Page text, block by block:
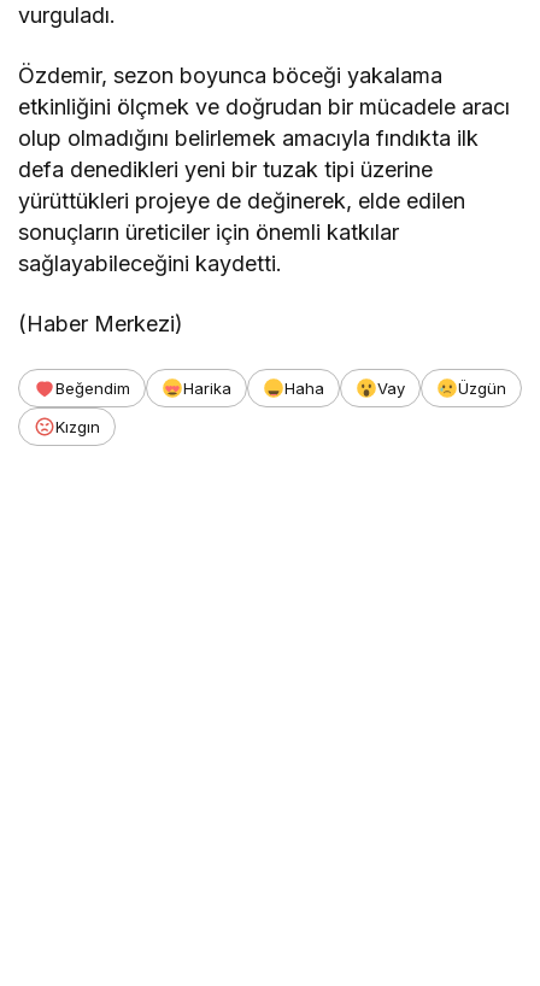
vurguladı.
Özdemir, sezon boyunca böceği yakalama
etkinliğini ölçmek ve doğrudan bir mücadele aracı
olup olmadığını belirlemek amacıyla fındıkta ilk
defa denedikleri yeni bir tuzak tipi üzerine
yürüttükleri projeye de değinerek, elde edilen
sonuçların üreticiler için önemli katkılar
sağlayabileceğini kaydetti.
(Haber Merkezi)
Beğendim Harika Haha Vay
Üzgün
Kızgın